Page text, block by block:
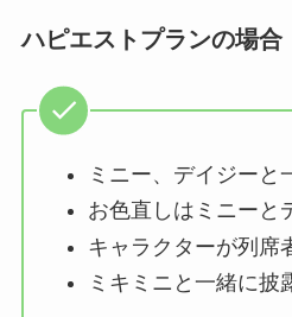
ハピエストプランの場合
ミニー、デイジーと
お色直しはミニーと
キャラクターが列席
ミキミニと一緒に披